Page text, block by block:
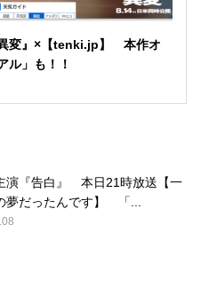
変』×【tenki.jp】 本作オ
ル」も！！
演『告白』 本日21時放送【一
夢だったんです】 「...